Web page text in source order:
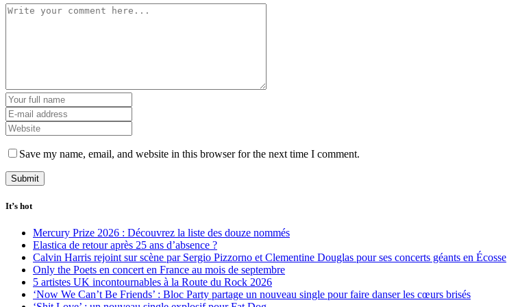
Save my name, email, and website in this browser for the next time I comment.
It’s hot
Mercury Prize 2026 : Découvrez la liste des douze nommés
Elastica de retour après 25 ans d’absence ?
Calvin Harris rejoint sur scène par Sergio Pizzorno et Clementine Douglas pour ses concerts géants en Écosse
Only the Poets en concert en France au mois de septembre
5 artistes UK incontournables à la Route du Rock 2026
‘Now We Can’t Be Friends’ : Bloc Party partage un nouveau single pour faire danser les cœurs brisés